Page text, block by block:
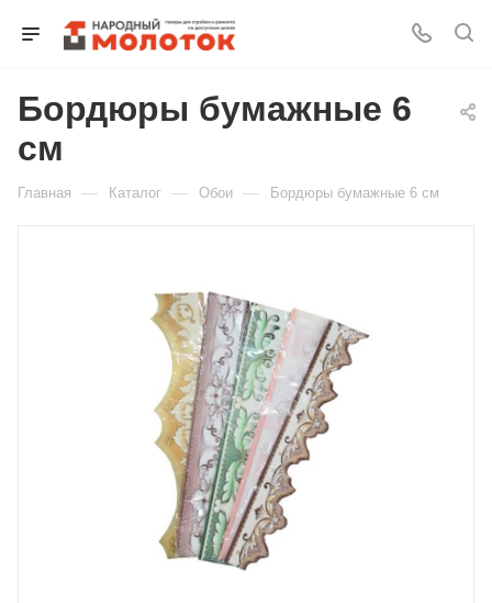
Бордюры бумажные 6
см
Главная — Каталог — Обои — Бордюры бумажные 6 см
Для клиентов всех банков
График платежей
Добавляйте товары